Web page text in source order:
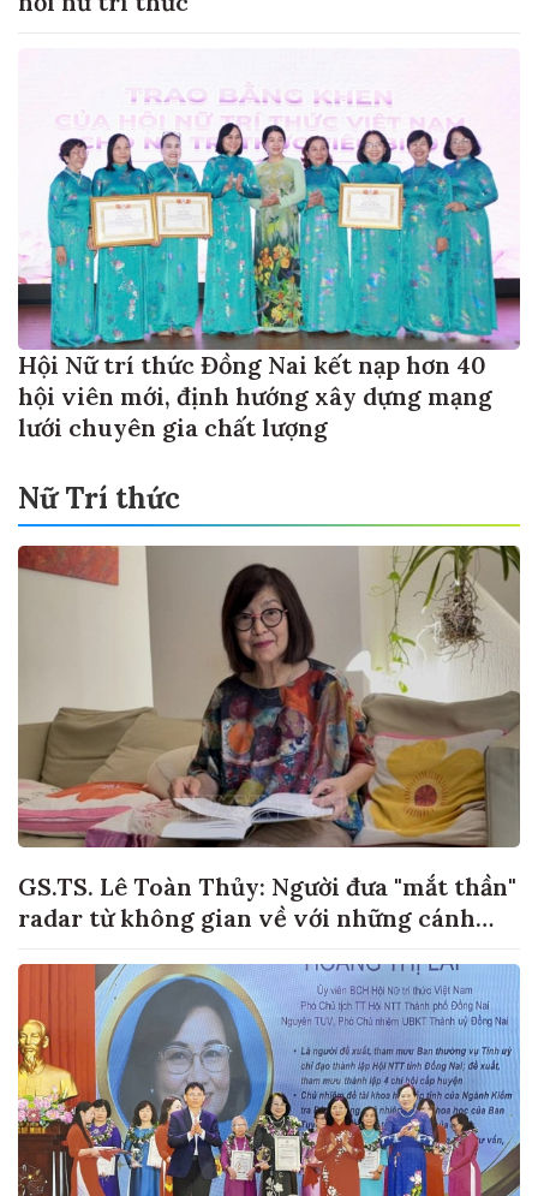
Hội Nữ trí thức Đồng Nai kết nạp hơn 40
hội viên mới, định hướng xây dựng mạng
lưới chuyên gia chất lượng
Nữ Trí thức
GS.TS. Lê Toàn Thủy: Người đưa "mắt thần"
radar từ không gian về với những cánh